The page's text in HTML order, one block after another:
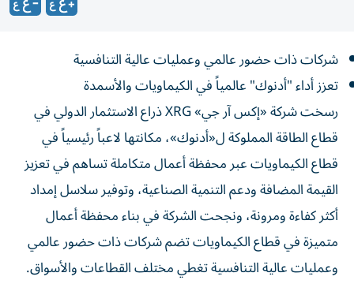
شركات ذات حضور عالمي وعمليات عالية التنافسية
تعزز أداء "أدنوك" عالمياً في الكيماويات والأسمدة
رسخت شركة «إكس آر جي» XRG ذراع الاستثمار الدولي في
قطاع الطاقة المملوكة ل«أدنوك»، مكانتها لاعباً رئيسياً في
قطاع الكيماويات عبر محفظة أعمال متكاملة تساهم في تعزيز
القيمة المضافة ودعم التنمية الصناعية، وتوفير سلاسل إمداد
أكثر كفاءة ومرونة، ونجحت الشركة في بناء محفظة أعمال
متميزة في قطاع الكيماويات تضم شركات ذات حضور عالمي
وعمليات عالية التنافسية تغطي مختلف القطاعات والأسواق.